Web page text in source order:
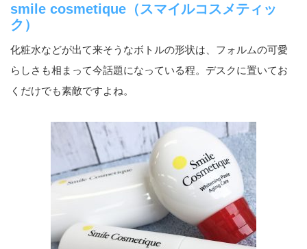
smile cosmetique（スマイルコスメティッ
ク）
化粧水などが出て来そうなボトルの形状は、フォルムの可愛
らしさも相まって今話題になっている程。デスクに置いてお
くだけでも素敵ですよね。